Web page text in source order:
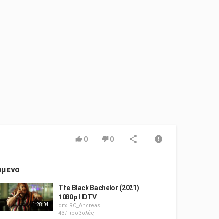
0 0
1:28:04
The Black Bachelor (2021)
1080p HDTV
από RC_Andreas
437 προβολές